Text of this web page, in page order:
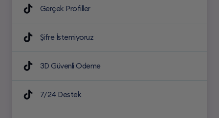
Gerçek Profiller
Şifre İstemiyoruz
3D Güvenli Ödeme
7/24 Destek